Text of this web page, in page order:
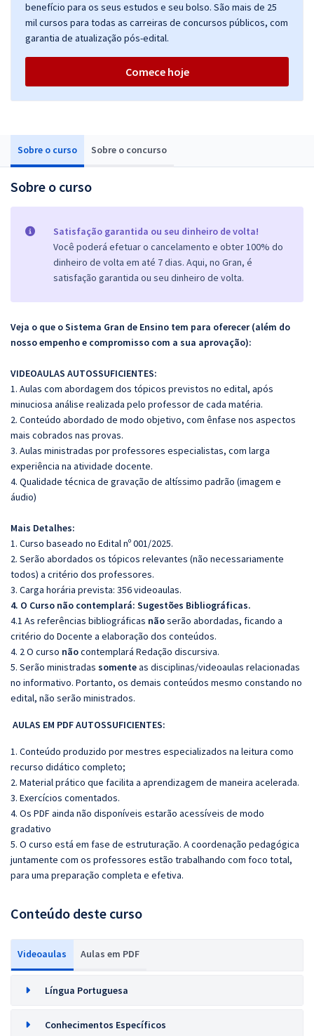
Sobre o curso Sobre o concurso
Sobre o curso
Satisfação garantida ou seu dinheiro de volta!
Você poderá efetuar o cancelamento e obter 100% do
dinheiro de volta em até 7 dias. Aqui, no Gran, é
satisfação garantida ou seu dinheiro de volta.
Veja o que o Sistema Gran de Ensino tem para oferecer (além do
nosso empenho e compromisso com a sua aprovação):
VIDEOAULAS AUTOSSUFICIENTES:
1. Aulas com abordagem dos tópicos previstos no edital, após
minuciosa análise realizada pelo professor de cada matéria.
2. Conteúdo abordado de modo objetivo, com ênfase nos aspectos
mais cobrados nas provas.
3. Aulas ministradas por professores especialistas, com larga
experiência na atividade docente.
4. Qualidade técnica de gravação de altíssimo padrão (imagem e
áudio)
Mais Detalhes:
1. Curso baseado no Edital nº 001/2025.
2. Serão abordados os tópicos relevantes (não necessariamente
todos) a critério dos professores.
3. Carga horária prevista: 356 videoaulas.
4. O Curso não contemplará: Sugestões Bibliográficas.
4.1 As referências bibliográficas nãoserão abordadas, ficando a
critério do Docente a elaboração dos conteúdos.
4. 2 O curso nãocontemplará Redação discursiva.
5. Serão ministradas somenteas disciplinas/videoaulas relacionadas
no informativo. Portanto, os demais conteúdos mesmo constando no
edital, não serão ministrados.
AULAS EM PDF AUTOSSUFICIENTES:
1. Conteúdo produzido por mestres especializados na leitura como
recurso didático completo;
2. Material prático que facilita a aprendizagem de maneira acelerada.
3. Exercícios comentados.
4. Os PDF ainda não disponíveis estarão acessíveis de modo
gradativo
5. O curso está em fase de estruturação. A coordenação pedagógica
juntamente com os professores estão trabalhando com foco total,
para uma preparação completa e efetiva.
Conteúdo deste curso
Videoaulas Aulas em PDF
Língua Portuguesa
Conhecimentos Específicos
benefício para os seus estudos e seu bolso. São mais de 25
mil cursos para todas as carreiras de concursos públicos, com
garantia de atualização pós-edital.
Comece hoje